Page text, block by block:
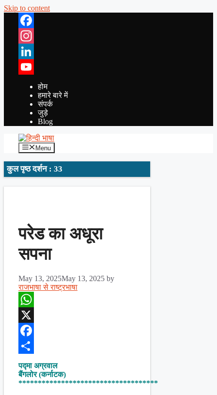
Skip to content
Facebook
Instagram
LinkedIn
YouTube
होम
हमारे बारे में
संपर्क
जुड़े
Blog
Menu
कुल पृष्ठ दर्शन : 33
परेड का अधूरा
सपना
May 13, 2025May 13, 2025 by
राजभाषा से राष्ट्रभाषा
WhatsApp
X
Facebook
Share
पद्मा अग्रवाल
बैंगलोर (कर्नाटक)
************************************